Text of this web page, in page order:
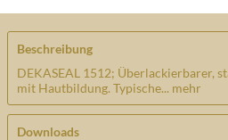
Beschreibung
DEKASEAL 1512; Überlackierbarer,
mit Hautbildung. Typische... mehr
Downloads